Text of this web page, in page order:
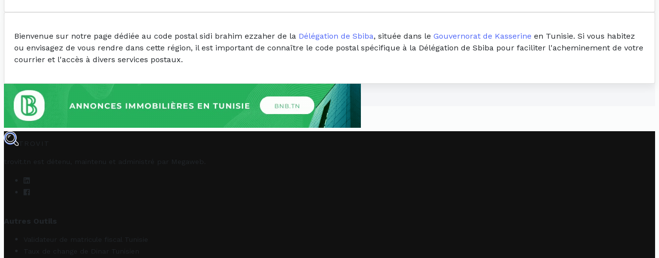
Bienvenue sur notre page dédiée au code postal sidi brahim ezzaher de la Délégation de Sbiba, située dans le Gouvernorat de Kasserine en Tunisie. Si vous habitez
ou envisagez de vous rendre dans cette région, il est important de connaître le code postal spécifique à la Délégation de Sbiba pour faciliter l'acheminement de votre
courrier et l'accès à divers services postaux.
TROVIT
trovit.tn est détenu, maintenu et administré par Megaweb
Autres Outils
Validateur de matricule fiscal Tunisie
Taux de change de Dinar Tunisien